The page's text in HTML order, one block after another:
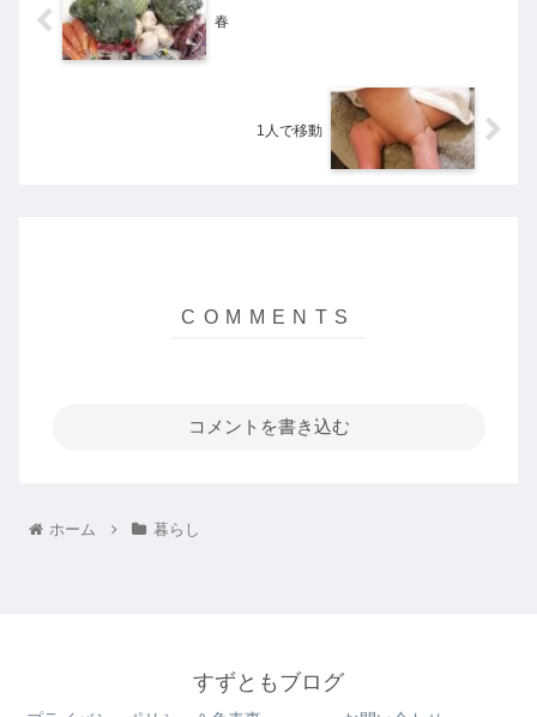
春
1人で移動
コメントを書き込む
ホーム 暮らし
すずともブログ